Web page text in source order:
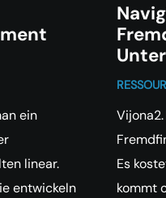
ein
linear.
entwickeln
Es
kommt